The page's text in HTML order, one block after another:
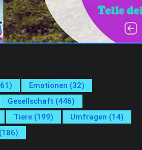
Emotionen (32)
Gesellschaft (446)
Tiere (199)
Umfragen (14)